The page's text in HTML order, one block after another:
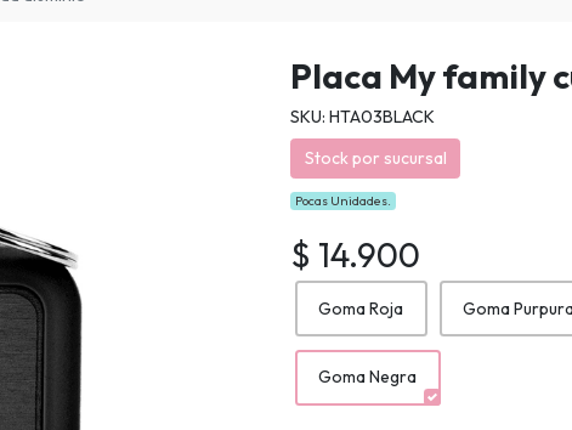
Placa My family
SKU: HTA03BLACK
Stock por sucursal
Pocas Unidades.
$ 14.900
Goma Roja Goma
Goma Negra